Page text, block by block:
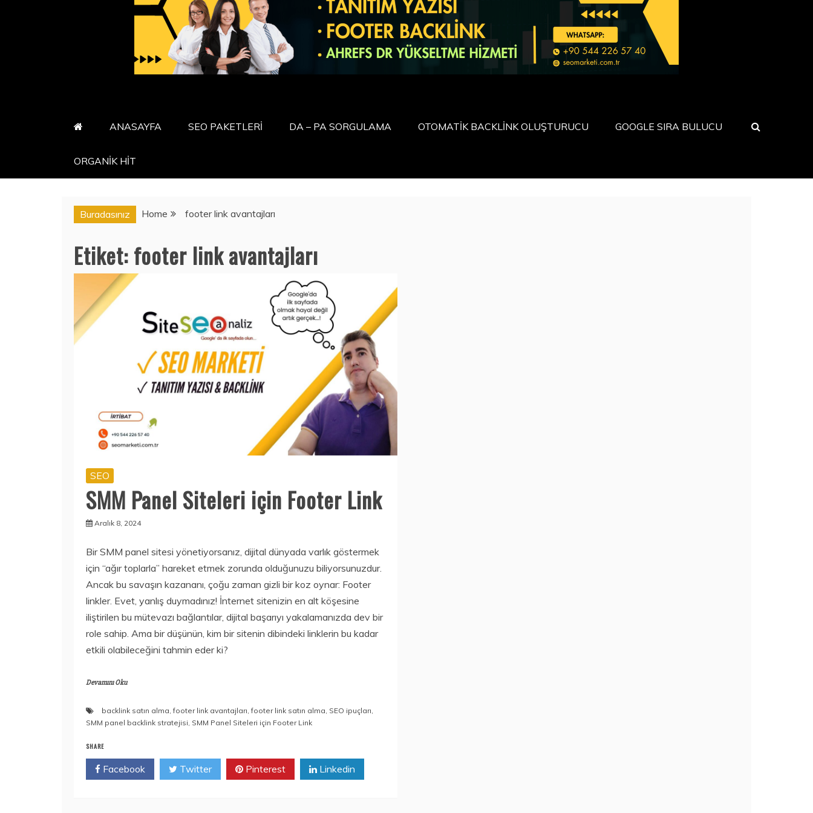
ANASAYFA SEO PAKETLERİ DA – PA SORGULAMA OTOMATİK BACKLİNK OLUŞTURUCU GOOGLE SIRA BULUCU
ORGANİK HİT
Buradasınız Home footer link avantajları
Etiket:footer link avantajları
SEO
SMM Panel Siteleri için Footer Link
Aralık 8, 2024
Bir SMM panel sitesi yönetiyorsanız, dijital dünyada varlık göstermek
için “ağır toplarla” hareket etmek zorunda olduğunuzu biliyorsunuzdur.
Ancak bu savaşın kazananı, çoğu zaman gizli bir koz oynar: Footer
linkler. Evet, yanlış duymadınız! İnternet sitenizin en alt köşesine
iliştirilen bu mütevazı bağlantılar, dijital başarıyı yakalamanızda dev bir
role sahip. Ama bir düşünün, kim bir sitenin dibindeki linklerin bu kadar
etkili olabileceğini tahmin eder ki?
Devamını Oku
backlink satın alma ,footer link avantajları ,footer link satın alma SEO ipuçları
SMM panel backlink stratejisi SMM Panel Siteleri için Footer Link
SHARE
Facebook Twitter Pinterest Linkedin